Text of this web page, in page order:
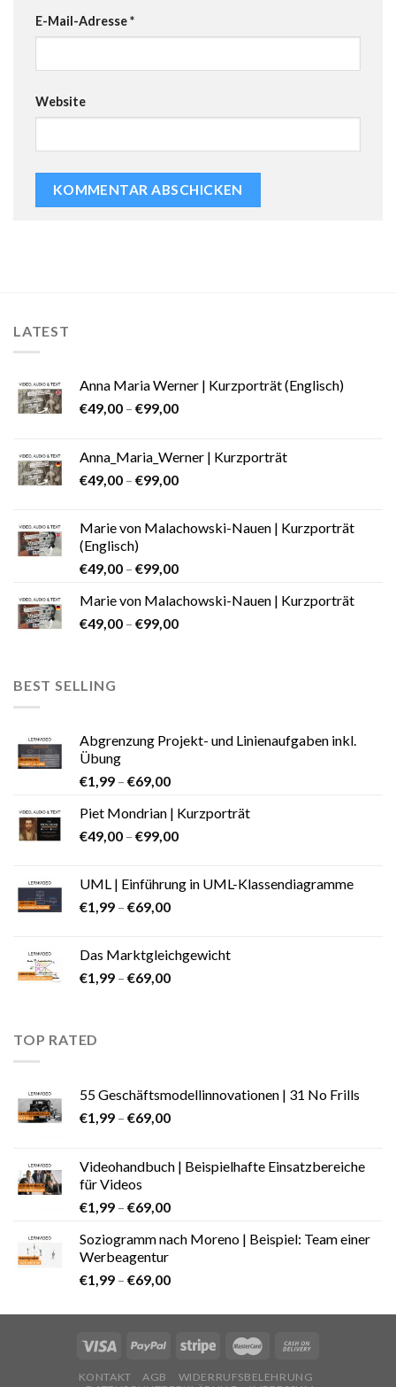
E-Mail-Adresse*
Website
LATEST
Anna Maria Werner | Kurzporträt (Englisch)
€49,00 – €99,00
Anna_Maria_Werner | Kurzporträt
€49,00 – €99,00
Marie von Malachowski-Nauen | Kurzporträt
(Englisch)
€49,00 – €99,00
Marie von Malachowski-Nauen | Kurzporträt
€49,00 – €99,00
BEST SELLING
Abgrenzung Projekt- und Linienaufgaben inkl.
Übung
€1,99 – €69,00
Piet Mondrian | Kurzporträt
€49,00 – €99,00
UML | Einführung in UML-Klassendiagramme
€1,99 – €69,00
Das Marktgleichgewicht
€1,99 – €69,00
TOP RATED
55 Geschäftsmodellinnovationen | 31 No Frills
€1,99 – €69,00
Videohandbuch | Beispielhafte Einsatzbereiche
für Videos
€1,99 – €69,00
Soziogramm nach Moreno | Beispiel: Team einer
Werbeagentur
€1,99 – €69,00
KONTAKT AGB
WIDERRUFSBELEHRUNG